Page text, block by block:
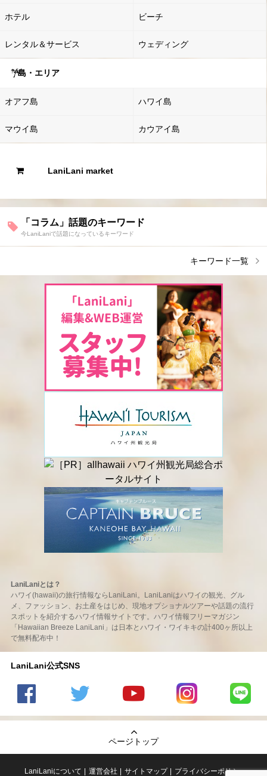
ホテル ビーチ
レンタル＆サービス ウェディング
島・エリア
オアフ島 ハワイ島
マウイ島 カウアイ島
LaniLani market
「コラム」話題のキーワード
今LaniLaniで話題になっているキーワード
キーワード一覧
LaniLaniとは？
ハワイ(hawaii)の旅行情報ならLaniLani。LaniLaniはハワイの観光、グル
メ、ファッション、お土産をはじめ、現地オプショナルツアーや話題の流行
スポットを紹介するハワイ情報サイトです。ハワイ情報フリーマガジン
「Hawaiian Breeze LaniLani」は日本とハワイ・ワイキキの計400ヶ所以上
で無料配布中！
LaniLani公式SNS
の
のtwitter
の
Youtube
チャンネ
ページトップ
LaniLaniについて 運営会社 サイトマップ プライバシーポリシー